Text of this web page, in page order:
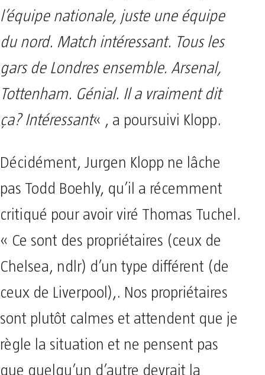
l’équipe nationale, juste une équipe
du nord. Match intéressant. Tous les
gars de Londres ensemble. Arsenal,
Tottenham. Génial. Il a vraiment dit
ça? Intéressant« , a poursuivi Klopp.
Décidément, Jurgen Klopp ne lâche
pas Todd Boehly, qu’il a récemment
critiqué pour avoir viré Thomas Tuchel.
« Ce sont des propriétaires (ceux de
Chelsea, ndlr) d’un type différent (de
ceux de Liverpool),. Nos propriétaires
sont plutôt calmes et attendent que je
règle la situation et ne pensent pas
que quelqu’un d’autre devrait la